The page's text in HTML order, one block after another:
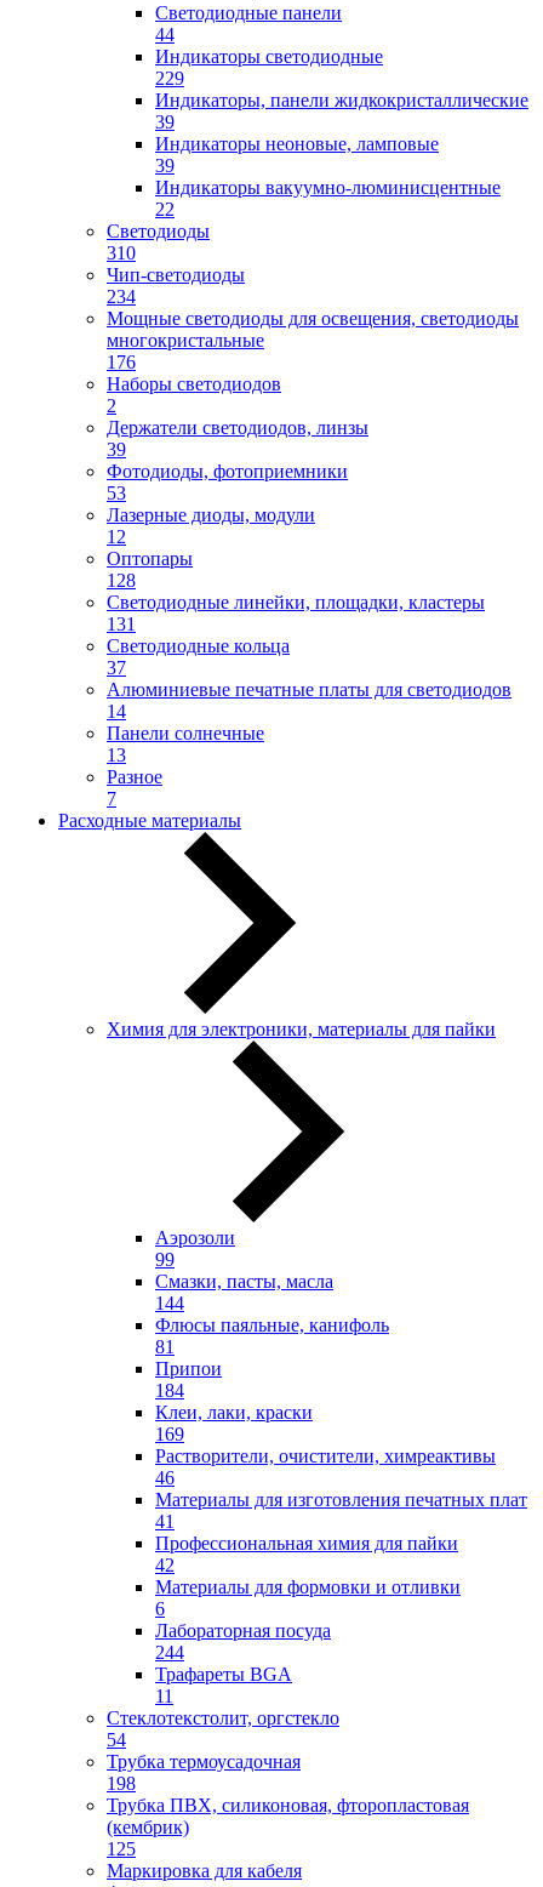
Светодиодные панели
44
Индикаторы светодиодные
229
Индикаторы, панели жидкокристаллические
39
Индикаторы неоновые, ламповые
39
Индикаторы вакуумно-люминисцентные
22
Светодиоды
310
Чип-светодиоды
234
Мощные светодиоды для освещения, светодиоды
многокристальные
176
Наборы светодиодов
2
Держатели светодиодов, линзы
39
Фотодиоды, фотоприемники
53
Лазерные диоды, модули
12
Оптопары
128
Светодиодные линейки, площадки, кластеры
131
Светодиодные кольца
37
Алюминиевые печатные платы для светодиодов
14
Панели солнечные
13
Разное
7
Расходные материалы
Химия для электроники, материалы для пайки
Аэрозоли
99
Смазки, пасты, масла
144
Флюсы паяльные, канифоль
81
Припои
184
Клеи, лаки, краски
169
Растворители, очистители, химреактивы
46
Материалы для изготовления печатных плат
41
Профессиональная химия для пайки
42
Материалы для формовки и отливки
6
Лабораторная посуда
244
Трафареты BGA
11
Стеклотекстолит, оргстекло
54
Трубка термоусадочная
198
Трубка ПВХ, силиконовая, фторопластовая
(кембрик)
125
Маркировка для кабеля